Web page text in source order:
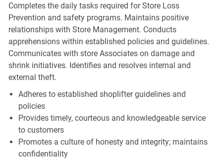
Completes the daily tasks required for Store Loss
Prevention and safety programs. Maintains positive
relationships with Store Management. Conducts
apprehensions within established policies and guidelines.
Communicates with store Associates on damage and
shrink initiatives. Identifies and resolves internal and
external theft.
Adheres to established shoplifter guidelines and
policies
Provides timely, courteous and knowledgeable service
to customers
Promotes a culture of honesty and integrity; maintains
confidentiality